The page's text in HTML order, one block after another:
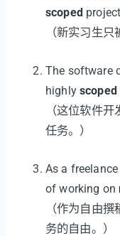
scoped
（新实习生
The software
highly scoped
（这位软件
任务。）
As a
of working on
（作为自由
务的自由。）